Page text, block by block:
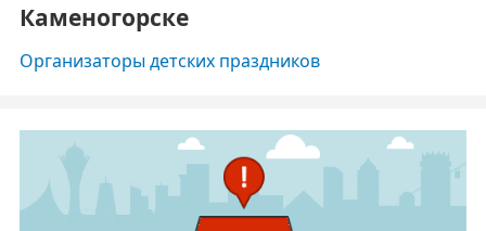
Каменогорске
Организаторы детских праздников